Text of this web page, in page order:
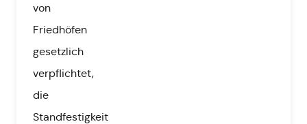
von
Friedhöfen
gesetzlich
verpflichtet,
die
Standfestigkeit